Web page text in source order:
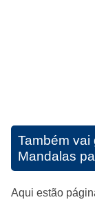
Também vai
Mandalas
Aqui estão